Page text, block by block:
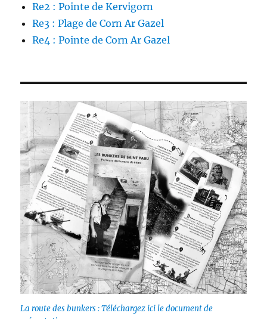
Re2 : Pointe de Kervigorn
Re3 : Plage de Corn Ar Gazel
Re4 : Pointe de Corn Ar Gazel
La route des bunkers : Téléchargez ici le document de